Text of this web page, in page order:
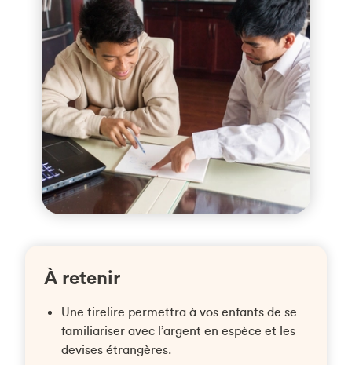
À retenir
Une tirelire permettra à vos enfants de se
familiariser avec l’argent en espèce et les
devises étrangères.